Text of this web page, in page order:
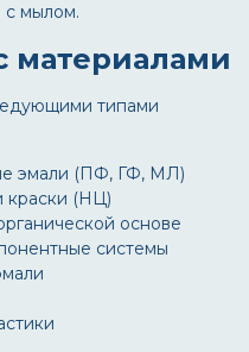
с мылом.
материалами
типами
эмали (ПФ, ГФ, МЛ)
краски (НЦ)
основе
системы